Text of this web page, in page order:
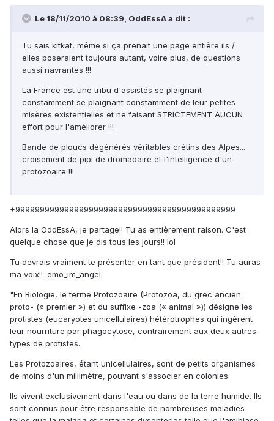
Le 18/11/2010 à 08:39, OddEssA a dit :
Tu sais kitkat, même si ça prenait une page entière ils /
elles poseraient toujours autant, voire plus, de questions
aussi navrantes !!!
La France est une tribu d'assistés se plaignant
constamment se plaignant constamment de leur petites
misères existentielles et ne faisant STRICTEMENT AUCUN
effort pour l'améliorer !!!
Bande de ploucs dégénérés véritables crétins des Alpes...
croisement de pipi de dromadaire et l'intelligence d'un
protozoaire !!!
+999999999999999999999999999999999999999999999
Alors la OddEssA, je partage!! Tu as entièrement raison. C'est
quelque chose que je dis tous les jours!! lol
Tu devrais vraiment te présenter en tant que président!! Tu auras
ma voix!! :emo_im_angel:
"En Biologie, le terme Protozoaire (Protozoa, du grec ancien
proto- (« premier ») et du suffixe -zoa (« animal »)) désigne les
protistes (eucaryotes unicellulaires) hétérotrophes qui ingèrent
leur nourriture par phagocytose, contrairement aux deux autres
types de protistes.
Les Protozoaires, étant unicellulaires, sont de petits organismes
de moins d'un millimètre, pouvant s'associer en colonies.
Ils vivent exclusivement dans l'eau ou dans de la terre humide. Ils
sont connus pour être responsable de nombreuses maladies